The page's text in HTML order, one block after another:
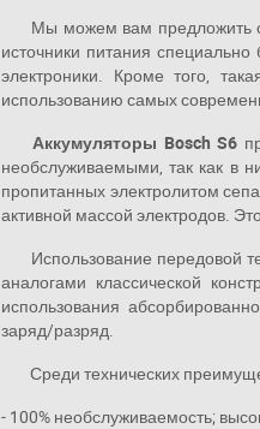
Мы можем вам предложить
источники питания
электроники. Кроме того,
использованию самых
Аккумуляторы Bosch S6
необслуживаемыми, так как в
пропитанных электролитом
активной массой электродов.
Использование передовой
аналогами классической
использования
заряд/разряд.
Среди технических
- 100% необслуживаемость;